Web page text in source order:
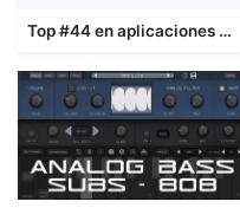
Top #44 en aplicaciones